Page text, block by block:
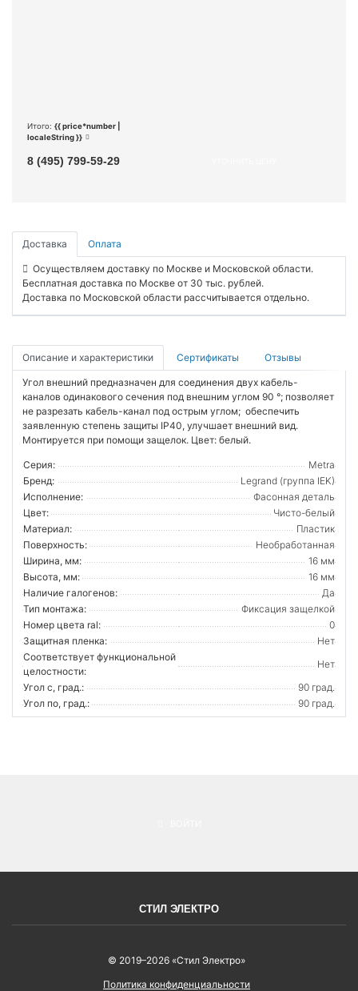
Итого: {{ price*number |
localeString }}
8 (495) 799-59-29
Доставка Оплата
Осуществляем доставку по Москве и Московской области.
Бесплатная доставка по Москве от 30 тыс. рублей.
Доставка по Московской области рассчитывается отдельно.
Описание и характеристики Сертификаты Отзывы
Угол внешний предназначен для соединения двух кабель-
каналов одинакового сечения под внешним углом 90 °; позволяет
не разрезать кабель-канал под острым углом; обеспечить
заявленную степень защиты IP40, улучшает внешний вид.
Монтируется при помощи защелок. Цвет: белый.
Серия:
Metra
Бренд:
Legrand (группа IEK)
Исполнение:
Фасонная деталь
Цвет:
Чисто-белый
Материал:
Пластик
Поверхность:
Необработанная
Ширина, мм:
16 мм
Высота, мм:
16 мм
Наличие галогенов:
Да
Тип монтажа:
Фиксация защелкой
Номер цвета ral:
0
Защитная пленка:
Нет
Соответствует функциональной
целостности:
Нет
Угол с, град.:
90 град.
Угол по, град.:
90 град.
СТИЛ ЭЛЕКТРО
© 2019–2026 «Стил Электро»
Политика конфиденциальности